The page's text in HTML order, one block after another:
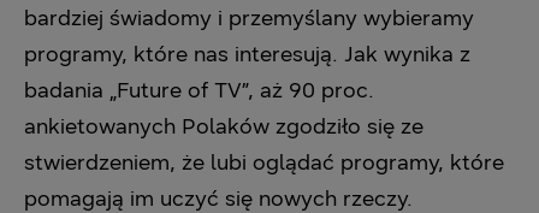
bardziej świadomy i przemyślany wybieramy
programy, które nas interesują. Jak wynika z
badania „Future of TV”, aż 90 proc.
ankietowanych Polaków zgodziło się ze
stwierdzeniem, że lubi oglądać programy, które
pomagają im uczyć się nowych rzeczy.